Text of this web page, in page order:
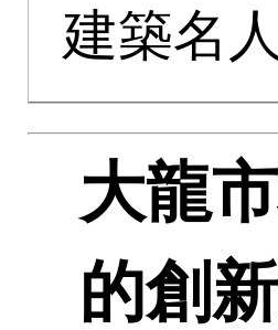
建築名
大龍
的創